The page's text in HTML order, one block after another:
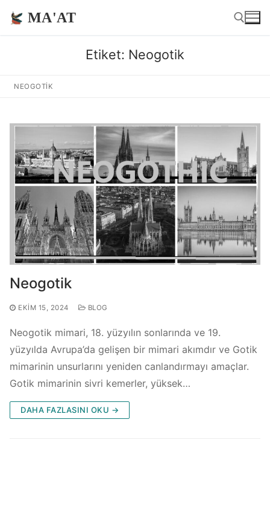
atla
MA'AT
Etiket: Neogotik
NEOGOTIK
Neogotik
EKIM 15, 2024 BLOG
Neogotik mimari, 18. yüzyılın sonlarında ve 19.
yüzyılda Avrupa’da gelişen bir mimari akımdır ve Gotik
mimarinin unsurlarını yeniden canlandırmayı amaçlar.
Gotik mimarinin sivri kemerler, yüksek…
DAHA FAZLASINI OKU →